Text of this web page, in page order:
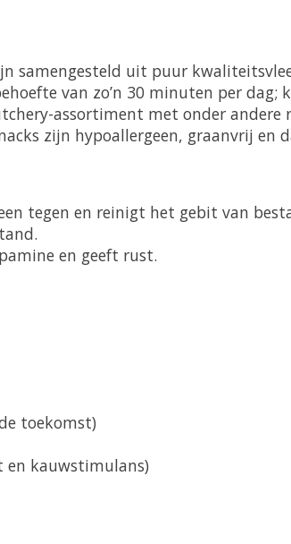
samengesteld uit puur
van zo’n 30 minuten per
assortiment met onder
zijn hypoallergeen, graanvrij en
tegen en reinigt het gebit van
en geeft rust.
toekomst)
en kauwstimulans)